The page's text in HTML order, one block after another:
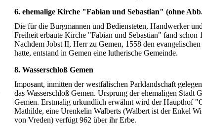
6. ehemalige Kirche "Fabian und Sebastian" (ohne
Die für die Burgmannen und Bediensteten, Handwerker
Freiheit erbaute Kirche "Fabian und Sebastian" fand schon
Nachdem Jobst II, Herr zu Gemen, 1558 den
hatte, entstand in Gemen eine lutherische Gemeinde.
8. Wasserschloß Gemen
Imposant, inmitten der westfälischen Parklandschaft
das Wasserschloß Gemen. Ursprung der ehemaligen Stadt
Gemen. Erstmalig urkundlich erwähnt wird der Haupthof
Mathilde, eine Urenkelin Walberts (Walbert ist der Enkel
von Vreden) verfügt 962 über ihr Erbe.